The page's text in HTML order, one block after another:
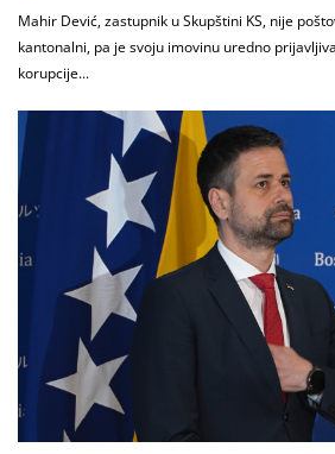
Mahir Dević, zastupnik u Skupštini KS, nije
kantonalni, pa je svoju imovinu uredno
korupcije...